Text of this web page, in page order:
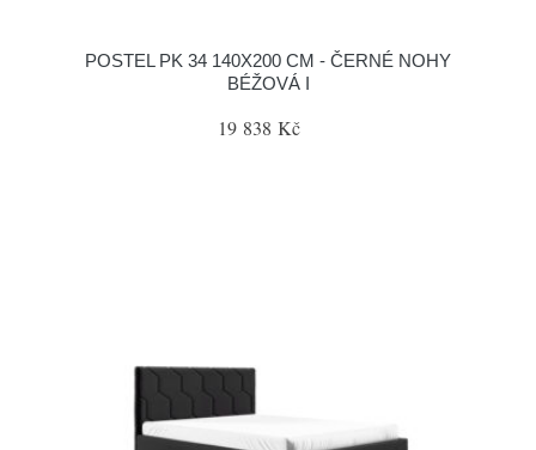
POSTEL PK 34 140X200 CM - ČERNÉ NOHY
BÉŽOVÁ I
19 838 Kč